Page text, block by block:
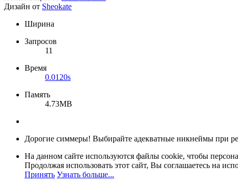
Дизайн от Sheokate
Ширина
Запросов
11
Время
0.0120s
Память
4.73MB
Дорогие симмеры! Выбирайте адекватные никнеймы при
На данном сайте используются файлы cookie, чтобы
Продолжая использовать этот сайт, Вы соглашаетесь на
Принять Узнать больше...